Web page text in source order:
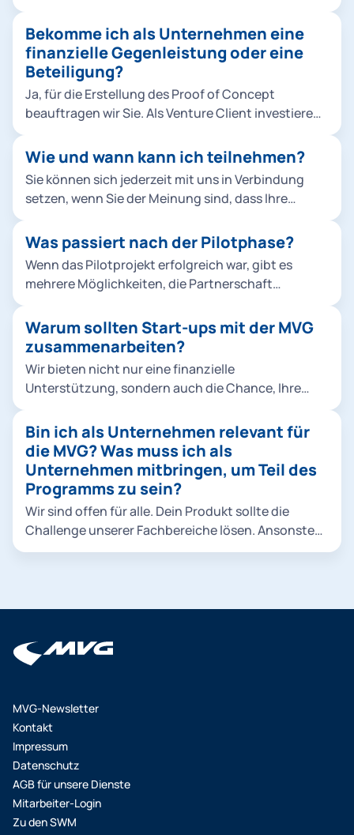
seine Technologie oder sein Produkt in der
Umgebung des etablierten Unternehmens testet
und einsetzt.
Bekomme ich als Unternehmen eine
finanzielle Gegenleistung oder eine
Beteiligung?
Ja, für die Erstellung des Proof of Concept
beauftragen wir Sie. Als Venture Client investieren
kein Shareholder.
Wie und wann kann ich teilnehmen?
Sie können sich jederzeit mit uns in Verbindung
setzen, wenn Sie der Meinung sind, dass Ihre
kann. Aktuelle Challenges finden Sie weiter oben
auf dieser Seite.
Was passiert nach der Pilotphase?
Wenn das Pilotprojekt erfolgreich war, gibt es
mehrere Möglichkeiten, die Partnerschaft
Geschäftspartner der SWM/MVG. Als öffentlicher
Auftraggeber unterliegen wir dem Vergaberecht
weit ausschreiben.
Warum sollten Start-ups mit der MVG
zusammenarbeiten?
Wir bieten nicht nur eine finanzielle
Unterstützung, sondern auch die Chance, Ihre
ihre Marktdurchdringung zu beschleunigen.
Darüber hinaus können Start-ups von unserem
Netzwerk und unserer Expertise profitieren.
Bin ich als Unternehmen relevant für
die MVG? Was muss ich als
Unternehmen mitbringen, um Teil des
Programms zu sein?
Wir sind offen für alle. Dein Produkt sollte die
Challenge unserer Fachbereiche lösen. Ansonsten
gibt es grundlegende Bedingungen, die
MVG-Newsletter
Kontakt
Impressum
Datenschutz
AGB für unsere Dienste
Mitarbeiter-Login
Zu den SWM